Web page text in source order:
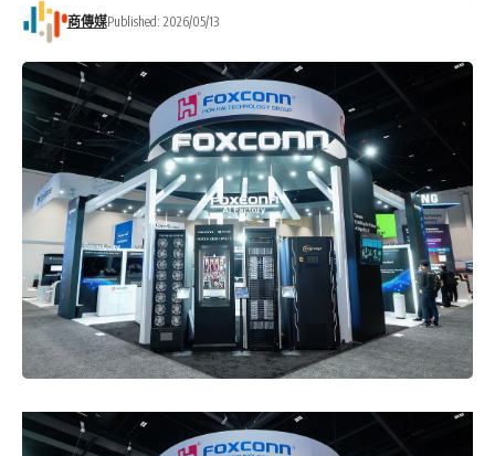
商傳媒Published: 2026/05/13